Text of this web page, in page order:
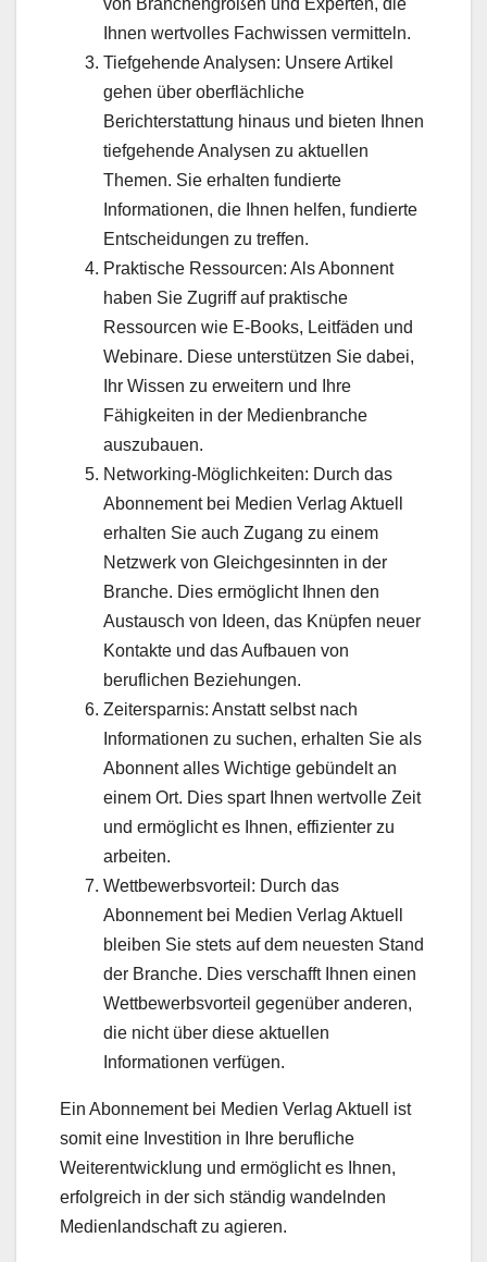
von Branchengrößen und Experten, die
Ihnen wertvolles Fachwissen vermitteln.
Tiefgehende Analysen: Unsere Artikel
gehen über oberflächliche
Berichterstattung hinaus und bieten Ihnen
tiefgehende Analysen zu aktuellen
Themen. Sie erhalten fundierte
Informationen, die Ihnen helfen, fundierte
Entscheidungen zu treffen.
Praktische Ressourcen: Als Abonnent
haben Sie Zugriff auf praktische
Ressourcen wie E-Books, Leitfäden und
Webinare. Diese unterstützen Sie dabei,
Ihr Wissen zu erweitern und Ihre
Fähigkeiten in der Medienbranche
auszubauen.
Networking-Möglichkeiten: Durch das
Abonnement bei Medien Verlag Aktuell
erhalten Sie auch Zugang zu einem
Netzwerk von Gleichgesinnten in der
Branche. Dies ermöglicht Ihnen den
Austausch von Ideen, das Knüpfen neuer
Kontakte und das Aufbauen von
beruflichen Beziehungen.
Zeitersparnis: Anstatt selbst nach
Informationen zu suchen, erhalten Sie als
Abonnent alles Wichtige gebündelt an
einem Ort. Dies spart Ihnen wertvolle Zeit
und ermöglicht es Ihnen, effizienter zu
arbeiten.
Wettbewerbsvorteil: Durch das
Abonnement bei Medien Verlag Aktuell
bleiben Sie stets auf dem neuesten Stand
der Branche. Dies verschafft Ihnen einen
Wettbewerbsvorteil gegenüber anderen,
die nicht über diese aktuellen
Informationen verfügen.
Ein Abonnement bei Medien Verlag Aktuell ist
somit eine Investition in Ihre berufliche
Weiterentwicklung und ermöglicht es Ihnen,
erfolgreich in der sich ständig wandelnden
Medienlandschaft zu agieren.